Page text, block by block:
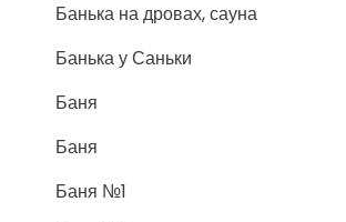
Банька на дровах, сауна
Банька у Саньки
Баня
Баня
Баня №1